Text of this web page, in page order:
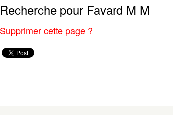
Recherche pour Favard M M
Supprimer cette page ?